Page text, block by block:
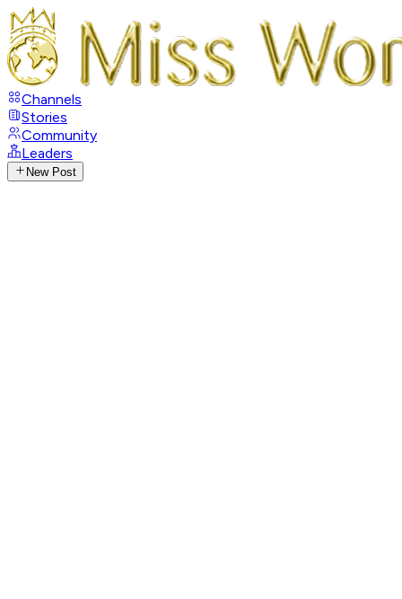
Channels
Stories
Community
Leaders
New Post